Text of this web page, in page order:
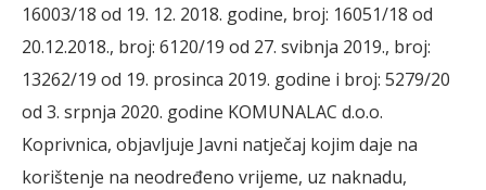
16003/18 od 19. 12. 2018. godine, broj: 16051/18 od
20.12.2018., broj: 6120/19 od 27. svibnja 2019., broj:
13262/19 od 19. prosinca 2019. godine i broj: 5279/20
od 3. srpnja 2020. godine KOMUNALAC d.o.o.
Koprivnica, objavljuje Javni natječaj kojim daje na
korištenje na neodređeno vrijeme, uz naknadu,